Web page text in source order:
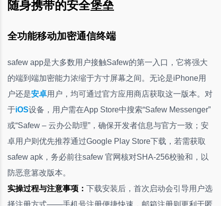
随身携带的安全堡垒
全功能移动加密通信终端
safew app是大多数用户接触Safew的第一入口，它将强大
的端到端加密能力浓缩于方寸屏幕之间。无论是iPhone用
户还是安卓用户，均可通过官方应用商店获取这一版本。对
于iOS设备，用户需在App Store中搜索“Safew Messenger”
或“Safew – 云办公助理”，确保开发者信息与官方一致；安
卓用户则优先推荐通过Google Play Store下载，若需获取
safew apk，务必前往safew 官网核对SHA-256校验和，以
防恶意篡改版本。
实操过程与注意事项： 下载安装后，首次启动会引导用户选
择注册方式——手机号注册便捷快速，邮箱注册则更利于匿